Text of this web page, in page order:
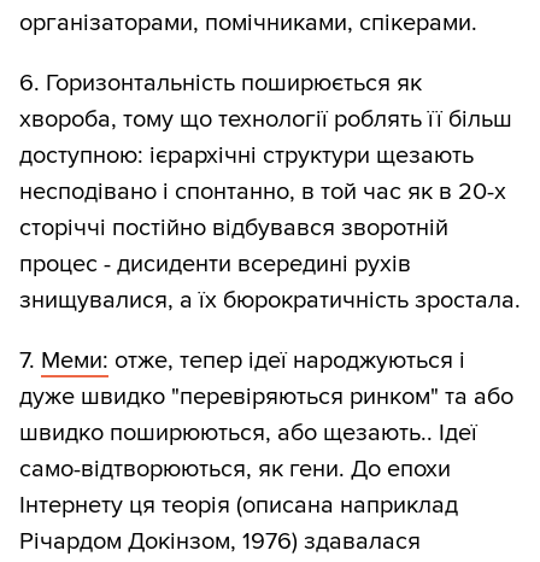
організаторами, помічниками, спікерами.
6. Горизонтальність поширюється як
хвороба, тому що технології роблять її більш
доступною: ієрархічні структури щезають
несподівано і спонтанно, в той час як в 20-х
сторіччі постійно відбувався зворотній
процес - дисиденти всередині рухів
знищувалися, а їх бюрократичність зростала.
7. Меми: отже, тепер ідеї народжуються і
дуже швидко "перевіряються ринком" та або
швидко поширюються, або щезають.. Ідеї
само-відтворюються, як гени. До епохи
Інтернету ця теорія (описана наприклад
Річардом Докінзом, 1976) здавалася